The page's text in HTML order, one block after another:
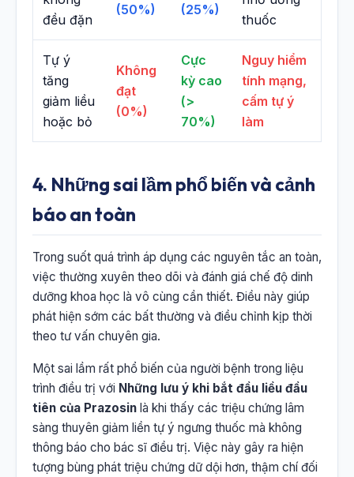
đều đặn
(50%)
(25%)
thuốc
Tự ý
tăng
giảm liều
hoặc bỏ
Không
đạt
(0%)
Cực
kỳ cao
(>
70%)
Nguy hiểm
tính mạng,
cấm tự ý
làm
4. Những sai lầm phổ biến và cảnh
báo an toàn
Trong suốt quá trình áp dụng các nguyên tắc an toàn,
việc thường xuyên theo dõi và đánh giá chế độ dinh
dưỡng khoa học là vô cùng cần thiết. Điều này giúp
phát hiện sớm các bất thường và điều chỉnh kịp thời
theo tư vấn chuyên gia.
Một sai lầm rất phổ biến của người bệnh trong liệu
trình điều trị với Những lưu ý khi bắt đầu liều đầu
tiên của Prazosin là khi thấy các triệu chứng lâm
sàng thuyên giảm liền tự ý ngưng thuốc mà không
thông báo cho bác sĩ điều trị. Việc này gây ra hiện
tượng bùng phát triệu chứng dữ dội hơn, thậm chí đối